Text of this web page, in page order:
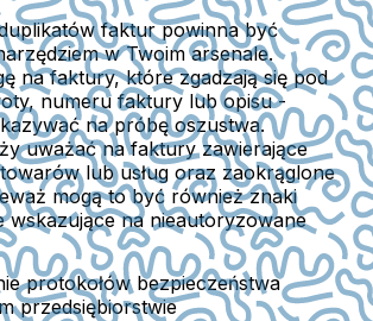
faktur powinna być
w Twoim arsenale.
na faktury, które zgadzają się pod
numeru faktury lub opisu -
na próbę oszustwa.
uważać na faktury zawierające
lub usług oraz zaokrąglone
mogą to być również znaki
wskazujące na nieautoryzowane
protokołów bezpieczeństwa
przedsiębiorstwie